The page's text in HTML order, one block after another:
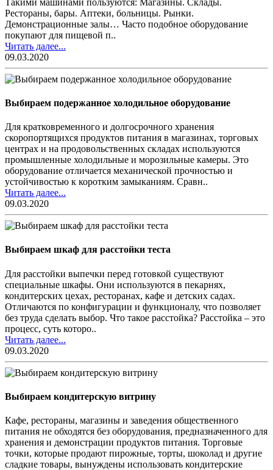
Рестораны, бары. Аптеки, больницы. Рынки.
Демонстрационные залы… Часто подобное оборудование
покупают для пищевой п..
Читать далее...
09.03.2020
Выбираем подержанное холодильное оборудование
Для кратковременного и долгосрочного хранения
скоропортящихся продуктов питания в магазинах, торговых
центрах и на продовольственных складах используются
промышленные холодильные и морозильные камеры. Это
оборудование отличается механической прочностью и
устойчивостью к коротким замыканиям. Сравн..
Читать далее...
09.03.2020
Выбираем шкаф для расстойки теста
Для расстойки выпечки перед готовкой существуют
специальные шкафы. Они используются в пекарнях,
кондитерских цехах, ресторанах, кафе и детских садах.
Отличаются по конфигурации и функционалу, что позволяет
без труда сделать выбор. Что такое расстойка? Расстойка – это
процесс, суть которо..
Читать далее...
09.03.2020
Выбираем кондитерскую витрину
Кафе, рестораны, магазины и заведения общественного
питания не обходятся без оборудования, предназначенного для
хранения и демонстрации продуктов питания. Торговые
точки, которые продают пирожные, торты, шоколад и другие
сладкие товары, вынуждены использовать кондитерские